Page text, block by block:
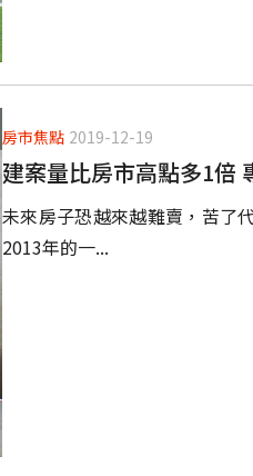
房市焦點 2019-12-19
建案量比房市高點多1倍
未來房子恐越來越難賣，苦了
2013年的一...